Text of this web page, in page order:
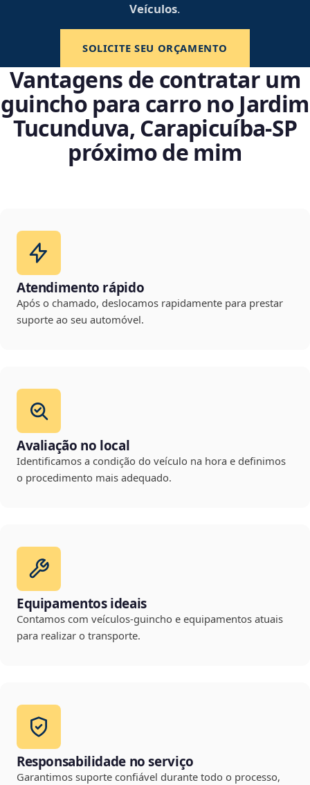
Veículos.
SOLICITE SEU ORÇAMENTO
Vantagens de contratar um
guincho para carro no Jardim
Tucunduva, Carapicuíba‑SP
próximo de mim
Atendimento rápido
Após o chamado, deslocamos rapidamente para prestar
suporte ao seu automóvel.
Avaliação no local
Identificamos a condição do veículo na hora e definimos
o procedimento mais adequado.
Equipamentos ideais
Contamos com veículos-guincho e equipamentos atuais
para realizar o transporte.
Responsabilidade no serviço
Garantimos suporte confiável durante todo o processo,